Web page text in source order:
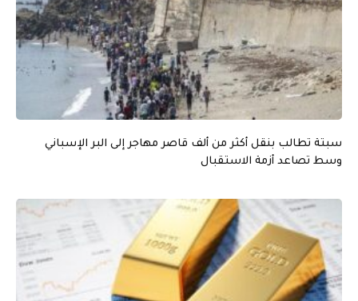
سبتة تطالب بنقل أكثر من ألف قاصر مهاجر إلى البر الإسباني
وسط تصاعد أزمة الاستقبال